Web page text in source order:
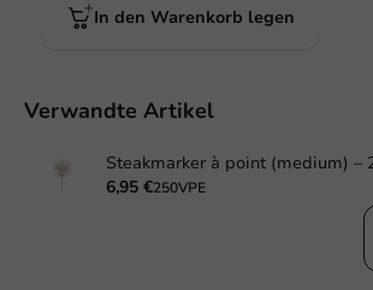
In den Warenkorb legen
Verwandte Artikel
Steakmarker à point (medium) –
6,95 €250VPE